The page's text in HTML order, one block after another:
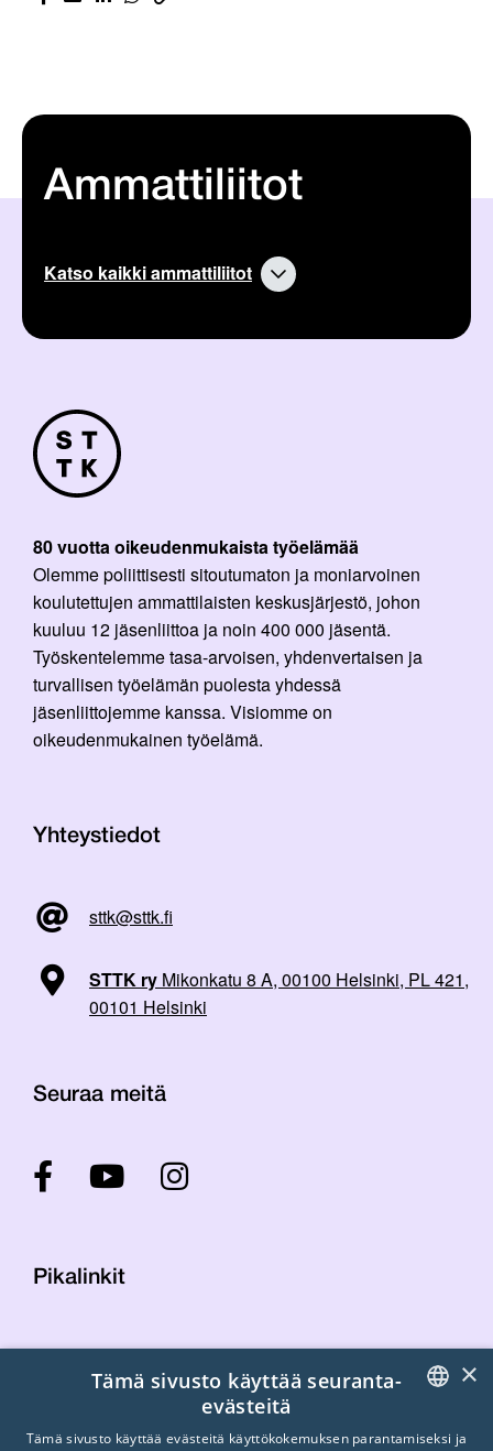
Ammattiliitot
Katso kaikki ammattiliitot
80 vuotta oikeudenmukaista työelämää
Olemme poliittisesti sitoutumaton ja moniarvoinen
koulutettujen ammattilaisten keskusjärjestö, johon
kuuluu 12 jäsenliittoa ja noin 400 000 jäsentä.
Työskentelemme tasa-arvoisen, yhdenvertaisen ja
turvallisen työelämän puolesta yhdessä
jäsenliittojemme kanssa. Visiomme on
oikeudenmukainen työelämä.
Yhteystiedot
sttk@sttk.fi
STTK ry Mikonkatu 8 A, 00100 Helsinki, PL 421,
00101 Helsinki
Seuraa meitä
Pikalinkit
Laskutustiedot
Tietosuojaseloste
FINNISH
×
Tämä sivusto käyttää seuranta-
evästeitä
Tämä sivusto käyttää evästeitä käyttökokemuksen parantamiseksi ja